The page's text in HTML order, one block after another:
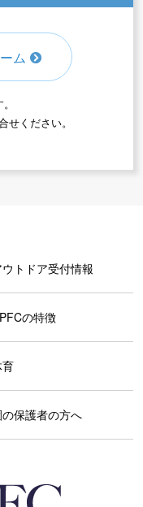
ム
せください。
ウトドア受付情報
の特徴
の保護者の方へ